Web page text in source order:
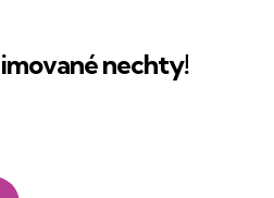
nechty!